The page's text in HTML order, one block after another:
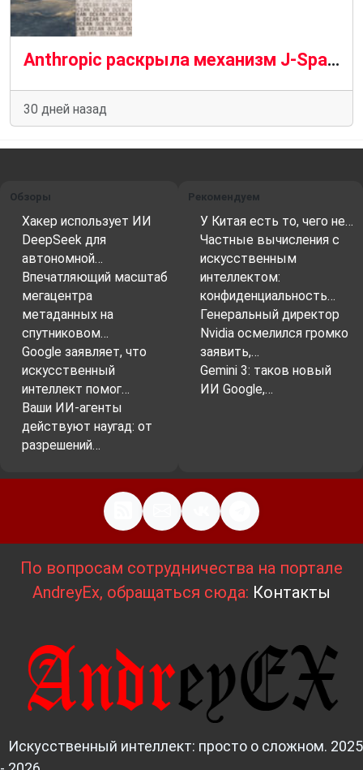
Anthropic раскрыла механизм J-Space в Claude: удалось ли компании впервые заглянуть внутрь «черного ящика» искусственного интеллекта?
30 дней назад
Обзоры
Хакер использует ИИ
DeepSeek для
автономной…
Впечатляющий масштаб
мегацентра
метаданных на
спутниковом…
Google заявляет, что
искусственный
интеллект помог…
Ваши ИИ-агенты
действуют наугад: от
разрешений…
Рекомендуем
У Китая есть то, чего не…
Частные вычисления с
искусственным
интеллектом:
конфиденциальность…
Генеральный директор
Nvidia осмелился громко
заявить,…
Gemini 3: таков новый
ИИ Google,…
По вопросам сотрудничества на портале
AndreyEx, обращаться сюда: Контакты
Искусственный интеллект: просто о сложном. 2025